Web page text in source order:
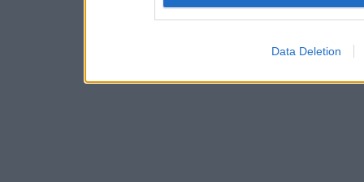
Data Deletion